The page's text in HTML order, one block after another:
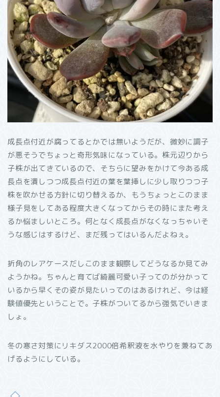
成長点付近が腐ってるとかでは無いようだが、微妙に調子
が悪そうでちょっと奇形気味になっている。株元辺りから
子株が出てきているので、そちらに望みをかけて今ある成
長点を潰しつつ成長点付近の葉を葉挿しに少し取りつつ子
株を吹かせる方針に切り替えるか、もうちょっとこのまま
様子見をしてある程度大きくなってからその時にまた考え
るか悩ましいところ。何となく成長点がなくなっちゃいそ
うな感じはするけど、まだ残ってはいるんだよねぇ。
折角のレアケースだしこのまま観察してどうなるか見てみ
ようかね。ちゃんと育てば綺麗可愛い子ってのが分かって
いるから早くその姿が見たいってのはあるけれど、今は経
験値優先ということで。子株がついてるから強気でいきま
しょ。
冬の寒さ対策にリキダス2000倍希釈液を水やりを兼ねてあ
げるようにしている。